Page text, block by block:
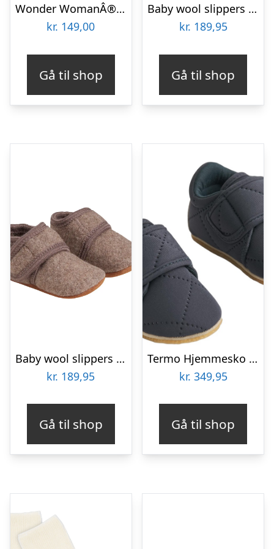
Wonder WomanÂ® Hjemmesko Børn
kr. 149,00
Gå til shop
Baby wool slippers – 2028 – 23/24
kr. 189,95
Gå til shop
Baby wool slippers – Walnut – 21-22
kr. 189,95
Gå til shop
Termo Hjemmesko Sasha
kr. 349,95
Gå til shop